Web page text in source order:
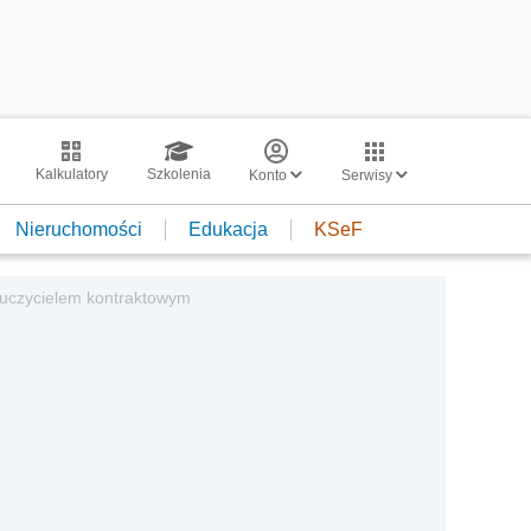
Kalkulatory Szkolenia Konto Serwisy
Nieruchomości Edukacja KSeF
kontraktowym